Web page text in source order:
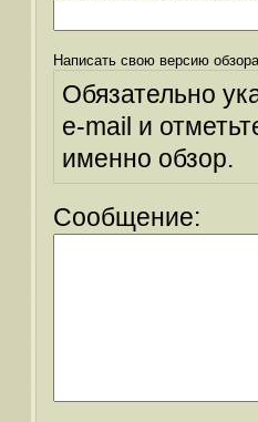
Написать свою версию
Обязательно
e-mail и
именно обзор.
Сообщение: